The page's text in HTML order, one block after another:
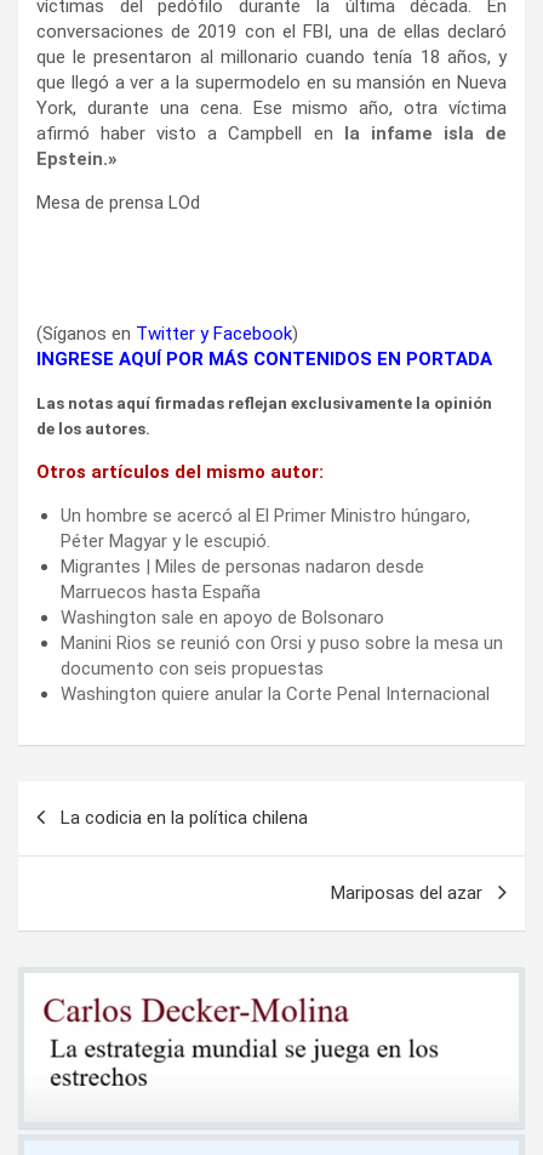
víctimas del pedófilo durante la última década. En
conversaciones de 2019 con el FBI, una de ellas declaró
que le presentaron al millonario cuando tenía 18 años, y
que llegó a ver a la supermodelo en su mansión en Nueva
York, durante una cena. Ese mismo año, otra víctima
afirmó haber visto a Campbell en la infame isla de
Epstein.»
Mesa de prensa LOd
(Síganos en Twitter yFacebook)
INGRESE AQUÍ POR MÁS CONTENIDOS EN PORTADA
Las notas aquí firmadas reflejan exclusivamente la opinión
de los autores.
Otros artículos del mismo autor:
Un hombre se acercó al El Primer Ministro húngaro,
Péter Magyar y le escupió.
Migrantes | Miles de personas nadaron desde
Marruecos hasta España
Washington sale en apoyo de Bolsonaro
Manini Rios se reunió con Orsi y puso sobre la mesa un
documento con seis propuestas
Washington quiere anular la Corte Penal Internacional
La codicia en la política chilena
Mariposas del azar